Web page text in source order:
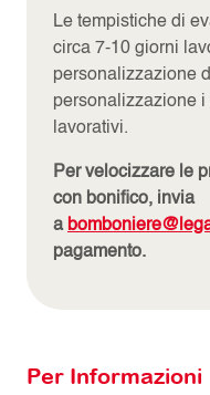
Le tempistiche di
circa 7-10 giorni
personalizzazione
personalizzazione
lavorativi.
Per velocizzare le
con bonifico, invia
a
pagamento.
Per Informazioni